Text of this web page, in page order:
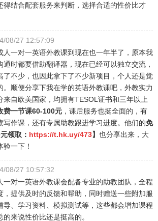
得结合配套服务来判断，选择合适的性价比才
08/27 12:57:09
人一对一英语外教课到现在也一年半了，原本我
通时都要借助翻译器，现在已经可以独立交流，
了不少，也因此拿下了不少新项目，个人还是觉
。顺便分享下我在学的英语外教课吧，外教实力
来自欧美国家，均拥有TESOL证书和三年以上
费一节课60-100元 ，课后服务也挺全面的，有
写作课，还有专属助教跟进学习进度。他们的免
领取： https://t.hk.uy/473】 也分享出来，大
一下！
08/27 10:57:32
一对一英语外教课会配备专业的助教团队，全程
，提供及时的反馈和帮助，同时赠送一些附加服
导、学习资料、模拟测试等，这些都会增加课程
的来说性价比还是挺高的。